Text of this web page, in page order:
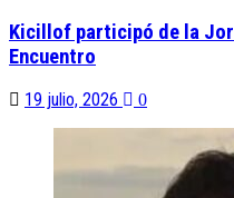
Kicillof participó de la
Encuentro
19 julio, 2026 0